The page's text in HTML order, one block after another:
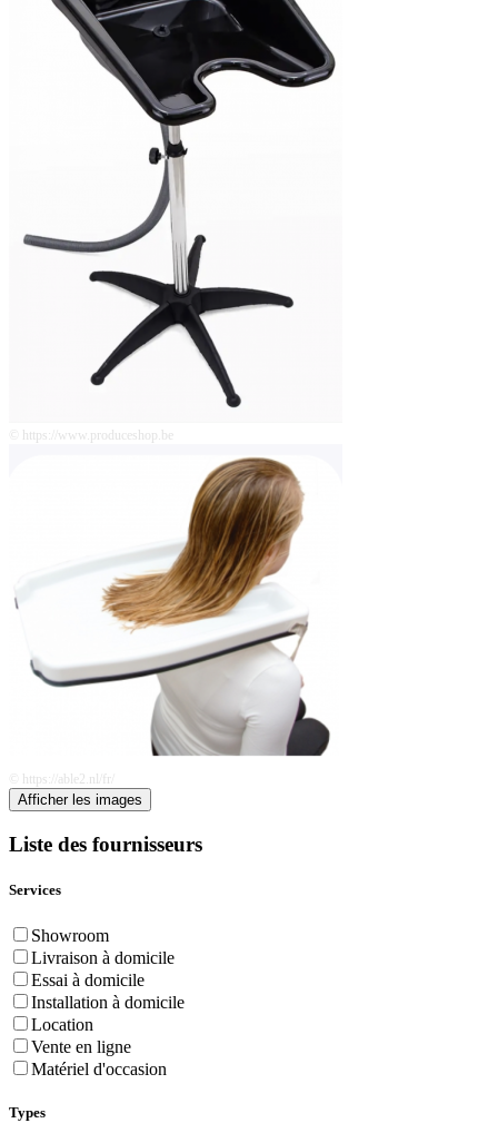
© https://www.produceshop.be
© https://able2.nl/fr/
Afficher les images
Liste des fournisseurs
Services
Showroom
Livraison à domicile
Essai à domicile
Installation à domicile
Location
Vente en ligne
Matériel d'occasion
Types